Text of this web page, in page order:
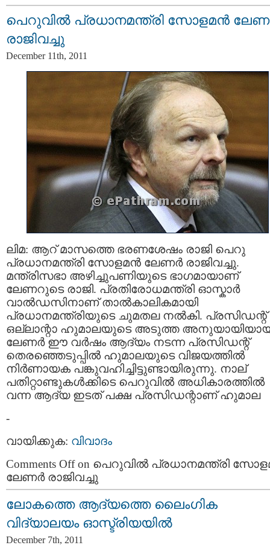
പെറുവില്‍ പ്രധാനമന്ത്രി സോളമന്‍
രാജിവച്ചു
December 11th, 2011
ലിമ: ആറ് മാസത്തെ ഭരണശേഷം രാജി പെറു
പ്രധാനമന്ത്രി സോളമന്‍ ലേണര്‍ രാജിവച്ചു.
മന്ത്രിസഭാ അഴിച്ചുപണിയുടെ ഭാഗമായാണ്
ലേണറുടെ രാജി. പ്രതിരോധമന്ത്രി ഓസ്കാര്‍
വാല്‍ഡസിനാണ് താല്‍കാലികമായി
പ്രധാനമന്ത്രിയുടെ ചുമതല നല്‍കി. പ്രസിഡന്റ്
ഒല്ലാന്റാ ഹുമാലയുടെ അടുത്ത
ലേണര്‍ ഈ വര്‍ഷം ആദ്യം നടന്ന പ്രസിഡന്റ്
തെരഞ്ഞെടുപ്പില്‍ ഹുമാലയുടെ വിജയത്തില്‍
നിര്‍ണായക പങ്കുവഹിച്ചിട്ടുണ്ടായിരുന്നു. നാല്
പതിറ്റാണ്ടുകള്‍ക്കിടെ പെറുവില്‍ അധികാരത്തില്‍
വന്ന ആദ്യ ഇടത് പക്ഷ പ്രസിഡന്റാണ് ഹുമാല
-
വായിക്കുക: വിവാദം
Comments Offon പെറുവില്‍ പ്രധാനമന്ത്രി
ലേണര്‍ രാജിവച്ചു
ലോകത്തെ ആദ്യത്തെ ലൈംഗിക
വിദ്യാലയം ഓസ്ട്രിയയില്‍
December 7th, 2011